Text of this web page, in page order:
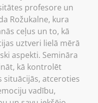
profesore un
Rožukalne, kura
ceļus un to, kā
uztveri lielā mērā
aspekti. Semināra
kā kontrolēt
situācijās, atceroties
vadību,